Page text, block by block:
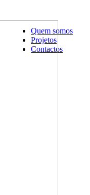
Quem somos
Projetos
Contactos